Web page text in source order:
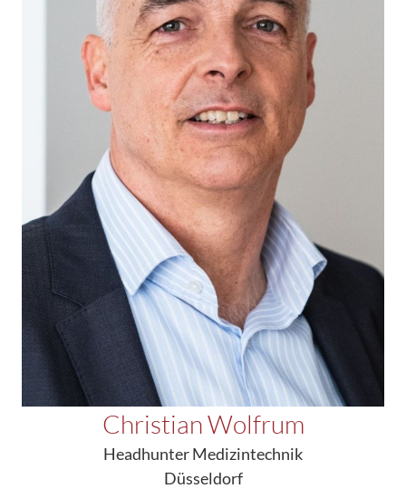
Christian Wolfrum
Headhunter Medizintechnik
Düsseldorf